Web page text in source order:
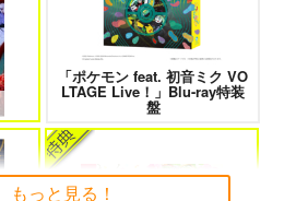
くれ
HELL’o WORK！～賽の河原で積石
を崩すだけの簡単なお仕事って聞い
たのに～
「ポケモン feat. 初音ミク VO
LTAGE Live！」Blu-ray特装
盤
もっと見る！